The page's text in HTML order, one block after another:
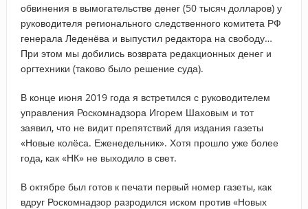
обвинения в вымогательстве денег (50 тысяч долларов) у
руководителя регионального следственного комитета РФ
генерала Леденёва и выпустил редактора на свободу…
При этом мы добились возврата редакционных денег и
оргтехники (таково было решение суда).
В конце июня 2019 года я встретился с руководителем
управления Роскомнадзора Игорем Шаховым и тот
заявил, что не видит препятствий для издания газеты
«Новые колёса. Еженедельник». Хотя прошло уже более
года, как «НК» не выходило в свет.
В октябре был готов к печати первый номер газеты, как
вдруг Роскомнадзор разродился иском против «Новых